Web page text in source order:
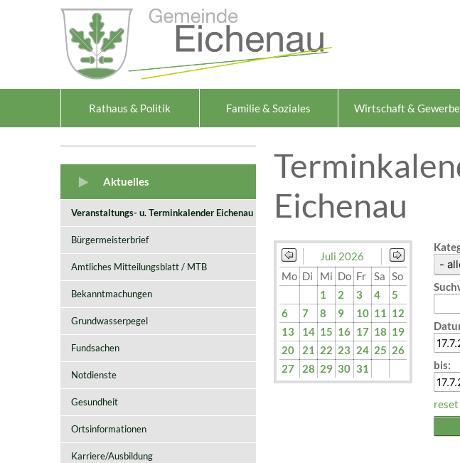
zur Navigationoder zur Startseite springen.
Rathaus & Politik Familie & Soziales Wirtschaft & Gewerbe
Aktuelles
Veranstaltungs- u. Terminkalender Eichenau
Bürgermeisterbrief
Amtliches Mitteilungsblatt / MTB
Bekanntmachungen
Grundwasserpegel
Fundsachen
Notdienste
Gesundheit
Ortsinformationen
Karriere/Ausbildung
Eichenau
Juli 2026
Mo Di Mi Do Fr Sa So
1
2 3 4
5
6
7 8 9 10 11 12
13
14 15 16 17 18 19
20
21 22 23 24 25 26
27
28 29 30 31 bis:
reset